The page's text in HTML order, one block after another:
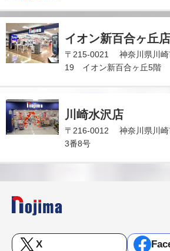
イオン新百合ヶ丘店
〒215-0021 神奈川県川崎
19 イオン新百合ヶ丘5階
川崎水沢店
〒216-0012 神奈川県川崎
3番8号
X